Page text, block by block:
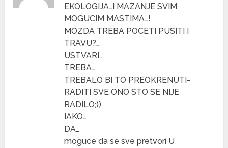
EKOLOGIJA…I MAZANJE SVIM
MOGUCIM MASTIMA…!
MOZDA TREBA POCETI PUSITI I
TRAVU?…
USTVARI…
TREBA…
TREBALO BI TO PREOKRENUTI-
RADITI SVE ONO STO SE NIJE
RADILO;))
IAKO…
DA…
moguce da se sve pretvori U